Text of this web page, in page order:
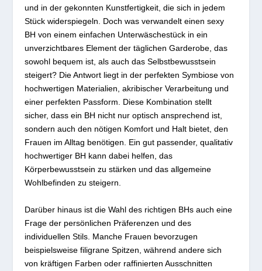
und in der gekonnten Kunstfertigkeit, die sich in jedem
Stück widerspiegeln. Doch was verwandelt einen sexy
BH von einem einfachen Unterwäschestück in ein
unverzichtbares Element der täglichen Garderobe, das
sowohl bequem ist, als auch das Selbstbewusstsein
steigert? Die Antwort liegt in der perfekten Symbiose von
hochwertigen Materialien, akribischer Verarbeitung und
einer perfekten Passform. Diese Kombination stellt
sicher, dass ein BH nicht nur optisch ansprechend ist,
sondern auch den nötigen Komfort und Halt bietet, den
Frauen im Alltag benötigen. Ein gut passender, qualitativ
hochwertiger BH kann dabei helfen, das
Körperbewusstsein zu stärken und das allgemeine
Wohlbefinden zu steigern.
Darüber hinaus ist die Wahl des richtigen BHs auch eine
Frage der persönlichen Präferenzen und des
individuellen Stils. Manche Frauen bevorzugen
beispielsweise filigrane Spitzen, während andere sich
von kräftigen Farben oder raffinierten Ausschnitten